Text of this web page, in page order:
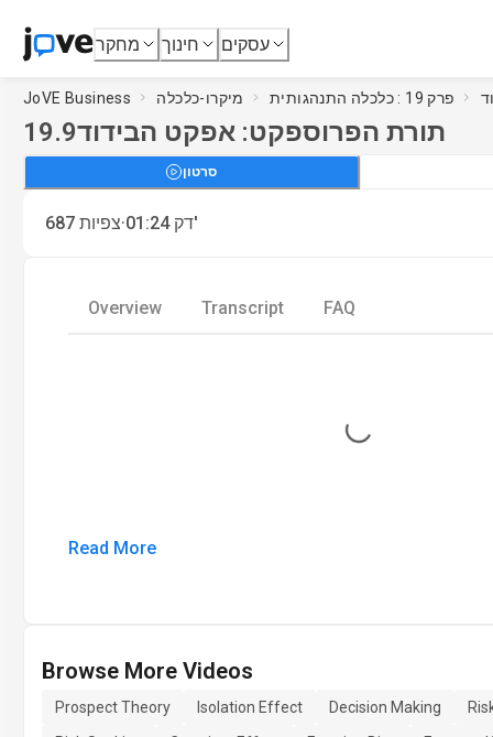
מחקר חינוך עסקים
JoVE Business מיקרו-כלכלה פרק 19 : כלכלה התנהגותית
19.9תורת הפרוספקט: אפקט הבידוד
סרטון
687 צפיות·01:24 דק'
Overview Transcript FAQ
Loading...
Read More
Browse More Videos
Prospect Theory Isolation Effect Decision Making